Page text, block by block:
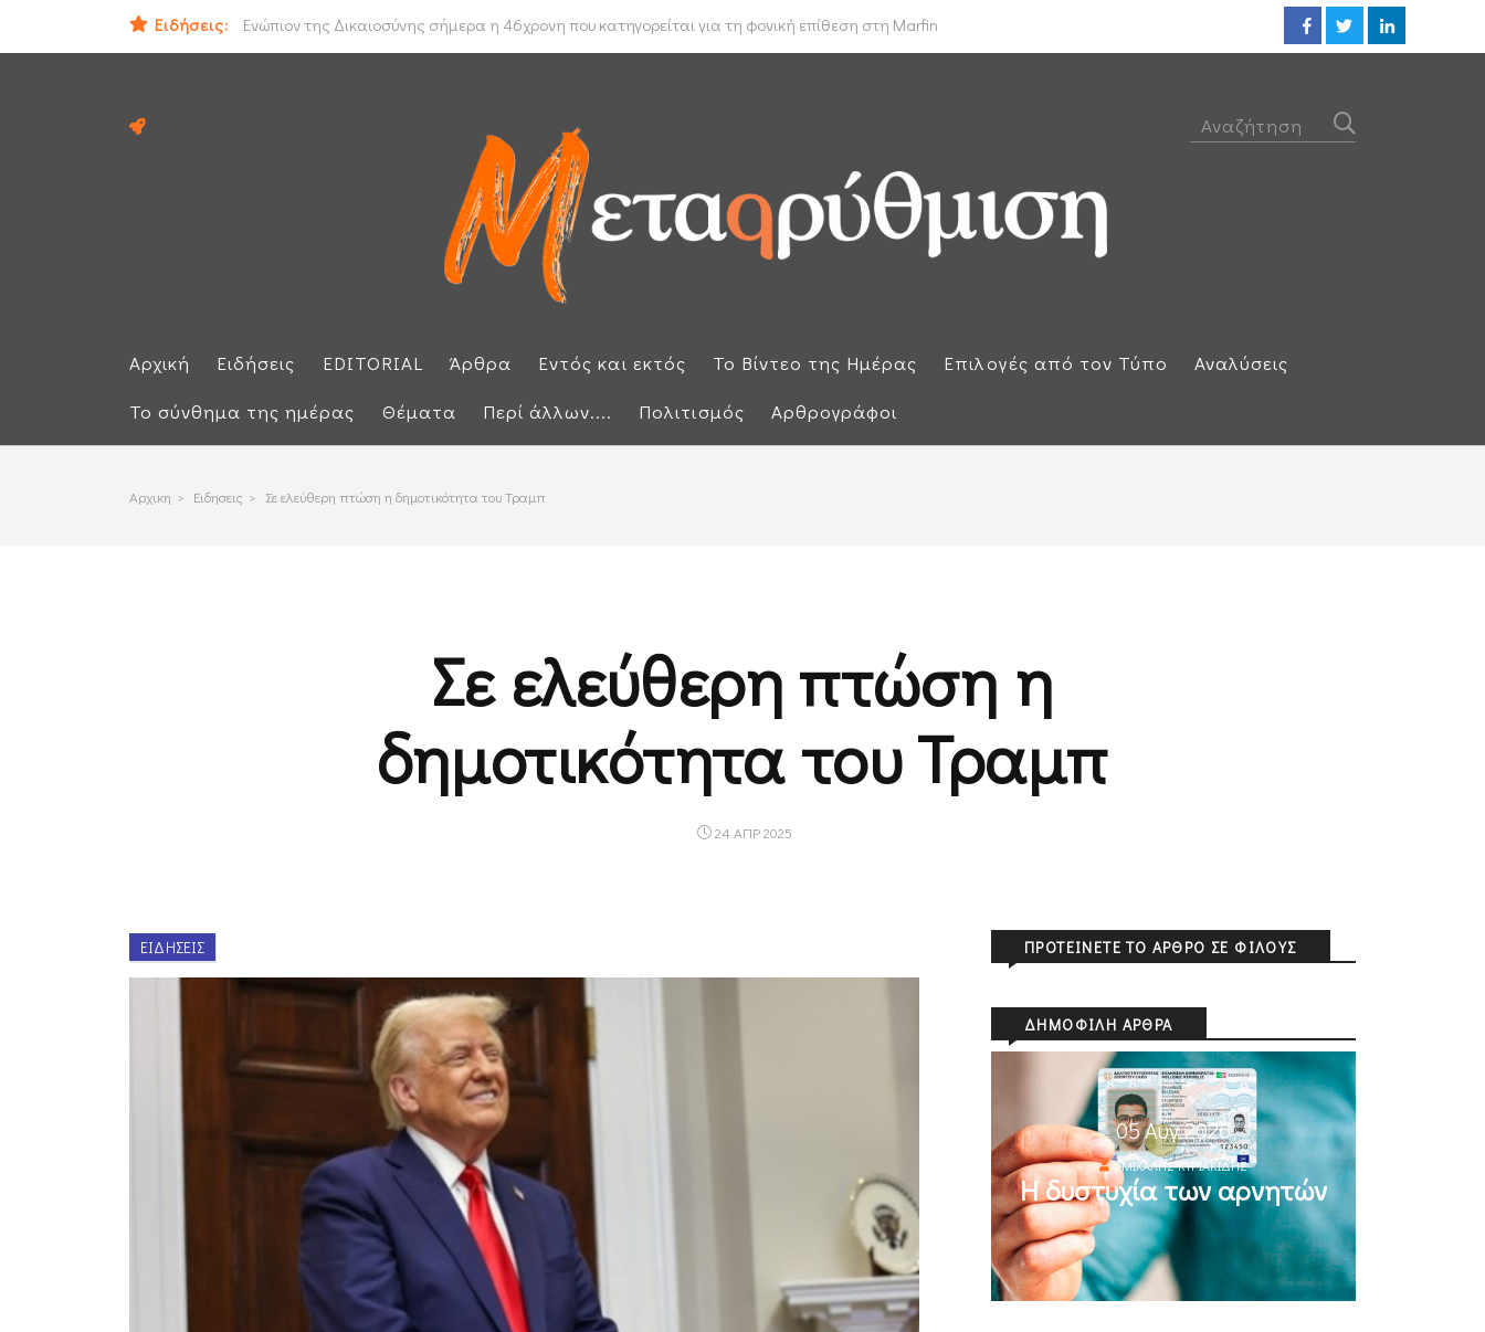
Ειδήσεις:
Ενώπιον της Δικαιοσύνης σήμερα η 46χρονη που κατηγορείται για τη φονική επίθεση στη Marfin
Ιράν και Ομάν συμφώνησαν για νέο δρομολόγιο πλοίων που θέλουν να διασχίσουν τα Στενά του Ορμούζ Ηλεκτρική διασύνδεση
Αρχική Ειδήσεις EDITORIAL Άρθρα Εντός και εκτός Το Βίντεο της Ημέρας Επιλογές από τον Τύπο
Αναλύσεις
Το σύνθημα της ημέρας
Θέματα Περί άλλων.... Πολιτισμός Αρθρογράφοι
Αρχικη > Ειδησεις > Σε ελεύθερη πτώση η δημοτικότητα του Τραμπ
Σε ελεύθερη πτώση η
δημοτικότητα του Τραμπ
24 ΑΠΡ 2025
ΕΙΔΉΣΕΙΣ ΠΡΟΤΕΊΝΕΤΕ ΤΟ ΆΡΘΡΟ ΣΕ ΦΊΛΟΥΣ
ΔΗΜΟΦΙΛΉ ΆΡΘΡΑ
05 Αυγ 2026
ΜΙΧΆΛΗΣ ΚΥΡΙΑΚΊΔΗΣ
Η δυστυχία των αρνητών